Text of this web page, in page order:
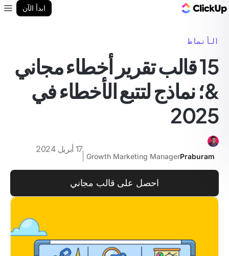
ابدأ الآن
الأنماط
15 قالب تقرير أخطاء مجاني
&؛ نماذج لتتبع الأخطاء في
2025
Praburam
Growth Marketing Manager
17 أبريل 2024
احصل على قالب مجاني